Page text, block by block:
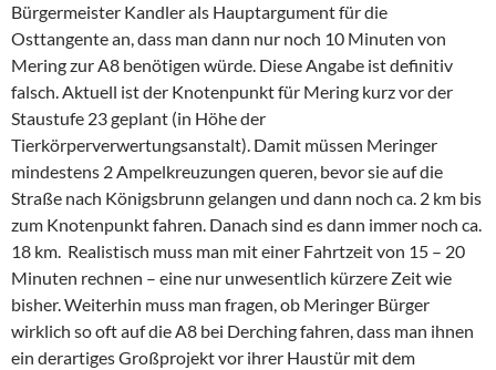
Bürgermeister Kandler als Hauptargument für die
Osttangente an, dass man dann nur noch 10 Minuten von
Mering zur A8 benötigen würde. Diese Angabe ist definitiv
falsch. Aktuell ist der Knotenpunkt für Mering kurz vor der
Staustufe 23 geplant (in Höhe der
Tierkörperverwertungsanstalt). Damit müssen Meringer
mindestens 2 Ampelkreuzungen queren, bevor sie auf die
Straße nach Königsbrunn gelangen und dann noch ca. 2 km bis
zum Knotenpunkt fahren. Danach sind es dann immer noch ca.
18 km. Realistisch muss man mit einer Fahrtzeit von 15 – 20
Minuten rechnen – eine nur unwesentlich kürzere Zeit wie
bisher. Weiterhin muss man fragen, ob Meringer Bürger
wirklich so oft auf die A8 bei Derching fahren, dass man ihnen
ein derartiges Großprojekt vor ihrer Haustür mit dem